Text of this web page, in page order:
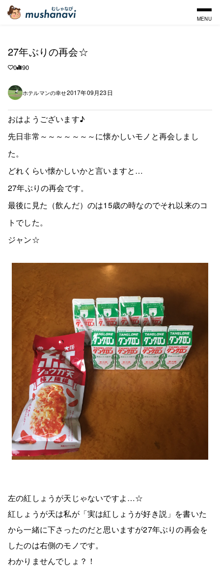
MENU
27年ぶりの再会☆
0 90
ホテルマンの幸せ2017年09月23日
おはようございます♪
先日非常～～～～～～～に懐かしいモノと再会しまし
た。
どれくらい懐かしいかと言いますと…
27年ぶりの再会です。
最後に見た（飲んだ）のは15歳の時なのでそれ以来のコ
トでした。
ジャン☆
左の紅しょうが天じゃないですよ…☆
紅しょうが天は私が「実は紅しょうが好き説」を書いた
から一緒に下さったのだと思いますが27年ぶりの再会を
したのは右側のモノです。
わかりませんでしょ？！